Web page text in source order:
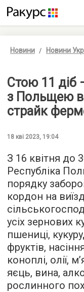
Новини Новини
Стою 11 діб
з Польщею
страйк
18 кві 2023, 19:04
З 16 квітня до
Республіка
порядку
кордон на
усіх зернових
пшениці,
фруктів,
коноплі, олії,
яєць, вина,
рослинного